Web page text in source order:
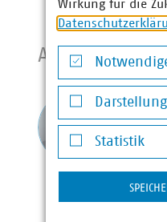
Leiter
mit
+49
Wirkung für die
Notwendige
Darstellung
Statistik
Statistik